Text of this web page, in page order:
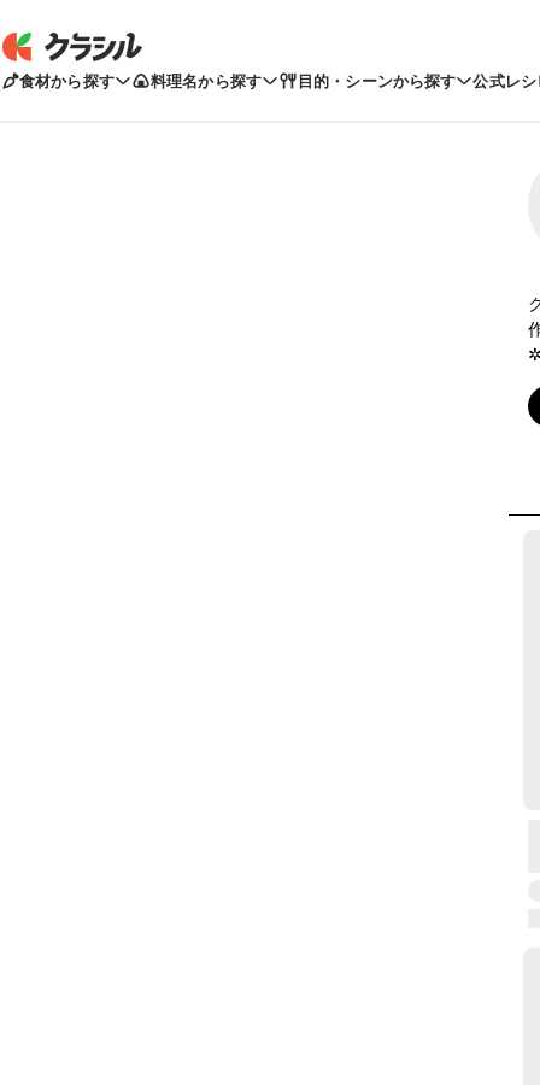
食材から探す 料理名から探す 目的・シーンから探す 公式レシ